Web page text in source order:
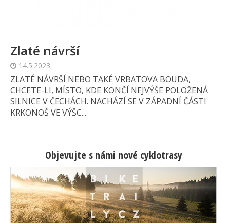
Zlaté návrší
14.5.2023
ZLATÉ NÁVRŠÍ NEBO TAKÉ VRBATOVA BOUDA,
CHCETE-LI, MÍSTO, KDE KONČÍ NEJVÝŠE POLOŽENÁ
SILNICE V ČECHÁCH. NACHÁZÍ SE V ZÁPADNÍ ČÁSTI
KRKONOŠ VE VÝŠC...
Objevujte s námi nové cyklotrasy